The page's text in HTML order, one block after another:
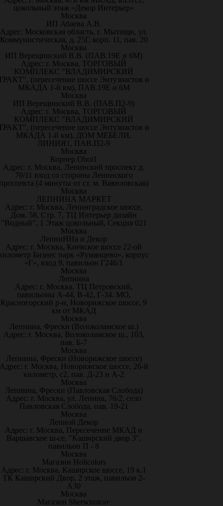
цокольный этаж «Декор Интерьер»
Москва
ИП Абаева А.В.
Адрес: Московская область, г. Мытищи, ул.
Коммунистическая, д. 25Г, корп. 11, пав. 20
Москва
ИП Верещинский В.В. (ПАВ.19Е и 6М)
Адрес: г. Москва, ТОРГОВЫЙ
КОМПЛЕКС "ВЛАДИМИРСКИЙ
(пересечение шоссе Энтузиастов и
МКАДА 1-й км), ПАВ.19Е и 6М
Москва
ИП Верещинский В.В. (ПАВ.П2-9)
Адрес: г. Москва, ТОРГОВЫЙ
КОМПЛЕКС "ВЛАДИМИРСКИЙ
(пересечение шоссе Энтузиастов и
МКАДА 1-й км), ДОМ МЕБЕЛИ,
ЛИНИЯ1, ПАВ.П2-9
Москва
Корнер Oboi1
Адрес: г. Москва, Ленинский проспект д.
70/11 вход со стороны Ленинского
(4 минуты от ст. м. Вавиловская)
Москва
ЛЕПНИНА МАРКЕТ
Адрес: г. Москва, Ленинградское шоссе,
Дом. 58, Стр. 7, ТЦ Интерьер дизайн
"Водный", 1 Этаж цокольный, Секция 021
Москва
ЛепниННа и Декор
Адрес: г. Москва, Киевское шоссе 22-ой
Бизнес парк «Румянцево», корпус
«Г», вход 9, павильон Г246/1
Москва
Лепнина
Адрес: г. Москва, ТЦ Петровский,
павильоны А-44, В-42, Г-34. МО,
Красногорский р-н, Новорижское шоссе, 9
км от МКАД
Москва
Лепнина, Фрески (Волоколамское ш.)
Адрес: г. Москва, Волоколамское ш., 103,
пав. Б-7
Москва
Лепнина, Фрески (Новорижское шоссе)
г. Москва, Новорижское шоссе, 26-й
километр, с2, пав. Д-23 и А-2
Москва
Лепнина, Фрески (Павловская Слобода)
Адрес: г. Москва, ул. Ленина, 76/2, село
Павловская Слобода, пав. 19-21
Москва
Лепной Декор
Адрес: г. Москва, Пересечение МКАД и
Варшавское ш-се, "Каширский двор 3",
павильон П - 8
Москва
Магазин Holicolors
Адрес: г. Москва, Каширское шоссе, 19 к.1
ТК Каширский Двор, 2 этаж, павильон 2-
А30
Москва
Магазин Sherwinstore